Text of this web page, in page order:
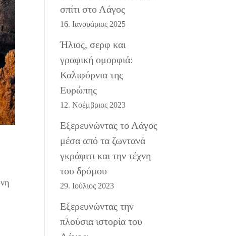
σπίτι στο Λάγος
16. Ιανουάριος 2025
Ήλιος, σερφ και
γραφική ομορφιά:
Καλιφόρνια της
Ευρώπης
12. Νοέμβριος 2023
Εξερευνώντας το Λάγος
μέσα από τα ζωντανά
γκράφιτι και την τέχνη
του δρόμου
29. Ιούλιος 2023
Εξερευνώντας την
πλούσια ιστορία του